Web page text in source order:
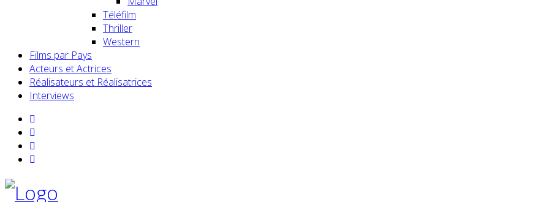
Téléfilm
Thriller
Western
Films par Pays
Acteurs et Actrices
Réalisateurs et Réalisatrices
Interviews